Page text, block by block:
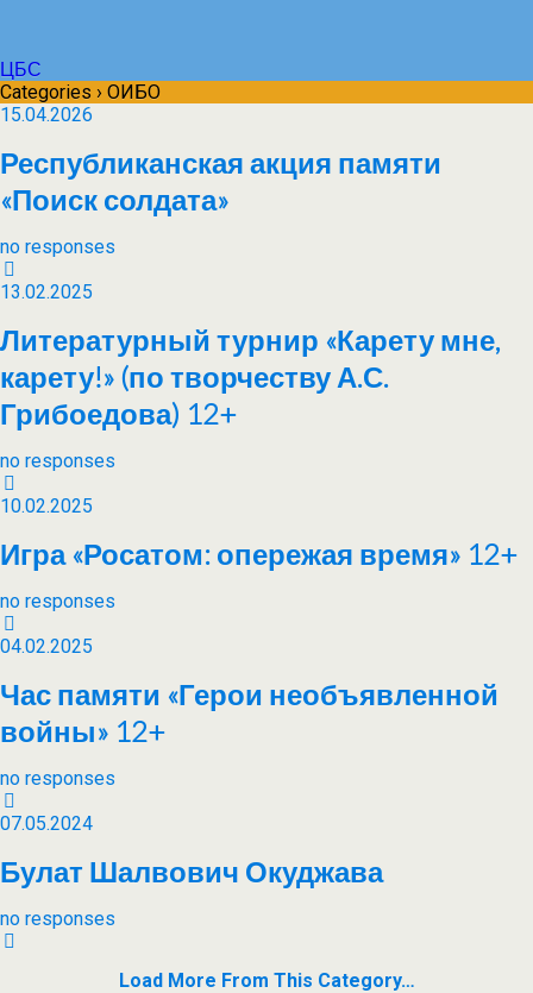
ЦБС
Categories › ОИБО
15.04.2026
Республиканская акция памяти
«Поиск солдата»
no responses
13.02.2025
Литературный турнир «Карету мне,
карету!» (по творчеству А.С.
Грибоедова) 12+
no responses
10.02.2025
Игра «Росатом: опережая время» 12+
no responses
04.02.2025
Час памяти «Герои необъявленной
войны» 12+
no responses
07.05.2024
Булат Шалвович Окуджава
no responses
Load More From This Category…